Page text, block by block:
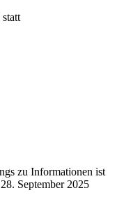
zu Informationen ist
September 2025